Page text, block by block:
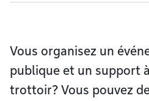
Vous organisez un
publique et un support
trottoir? Vous pouvez